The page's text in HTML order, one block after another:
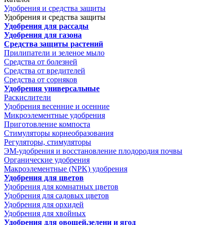
Удобрения и средства защиты
Удобрения и средства защиты
Удобрения для рассады
Удобрения для газона
Средства защиты растений
Прилипатели и зеленое мыло
Средства от болезней
Средства от вредителей
Средства от сорняков
Удобрения универсальные
Раскислители
Удобрения весенние и осенние
Микроэлементные удобрения
Приготовление компоста
Стимуляторы корнеобразования
Регуляторы, стимуляторы
ЭМ-удобрения и восстановление плодородия почвы
Органические удобрения
Макроэлементные (NPK) удобрения
Удобрения для цветов
Удобрения для комнатных цветов
Удобрения для садовых цветов
Удобрения для орхидей
Удобрения для хвойных
Удобрения для овощей,зелени и ягод